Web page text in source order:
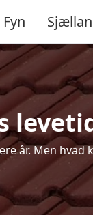
Fyn
år. Men hvad